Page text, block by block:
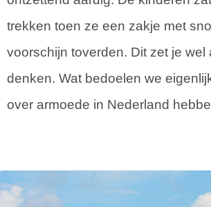
trekken toen ze een zakje met
voorschijn toverden. Dit zet je wel
denken. Wat bedoelen we
over armoede in Nederland